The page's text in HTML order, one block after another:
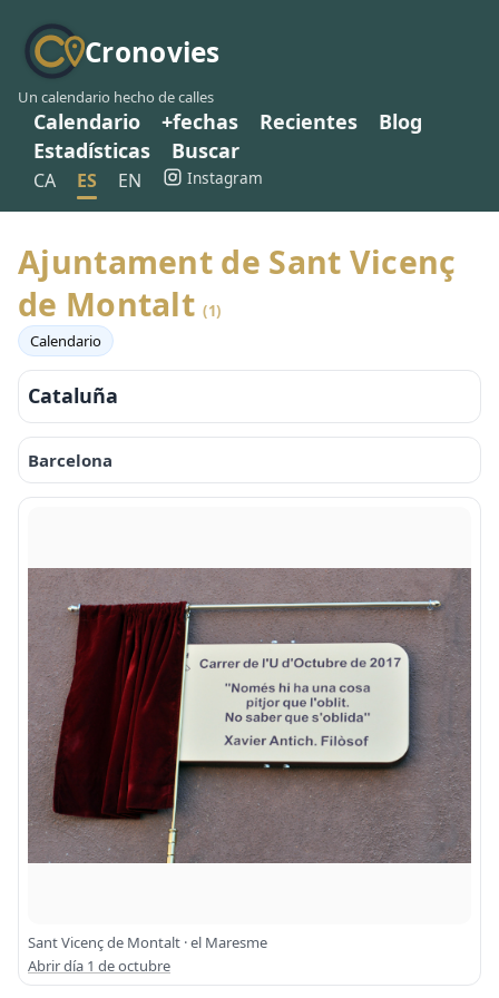
Cronovies
Un calendario hecho de calles
Calendario +fechas Recientes
Blog
Estadísticas
Buscar
CA ES EN Instagram
Ajuntament de Sant Vicenç
de Montalt(1)
Calendario
Cataluña
Barcelona
Sant Vicenç de Montalt · el Maresme
Abrir día 1 de octubre